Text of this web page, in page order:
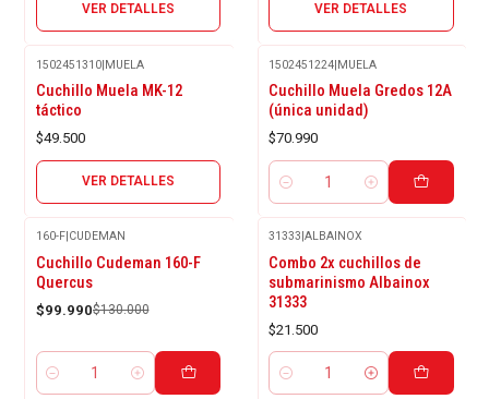
VER DETALLES VER DETALLES
1502451310|MUELA
Cuchillo Muela MK-12
táctico
$49.500
VER DETALLES
1502451224|MUELA
Cuchillo Muela Gredos 12A
(única unidad)
$70.990
Cantidad
-23%
OFF
160-F| CUDEMAN
Cuchillo Cudeman 160-F
Quercus
$99.990$130.000
Cantidad
31333 ALBAINOX
Combo 2x cuchillos de
submarinismo Albainox
31333
$21.500
Cantidad